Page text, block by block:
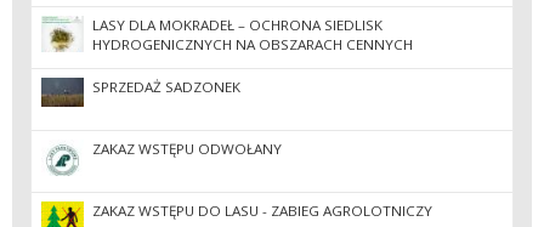
LASY DLA MOKRADEŁ – OCHRONA SIEDLISK
HYDROGENICZNYCH NA OBSZARACH CENNYCH
PRZYRODNICZO
SPRZEDAŻ SADZONEK
ZAKAZ WSTĘPU ODWOŁANY
ZAKAZ WSTĘPU DO LASU - ZABIEG AGROLOTNICZY